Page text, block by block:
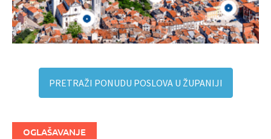
PRETRAŽI PONUDU POSLOVA U ŽUPANIJI
OGLAŠAVANJE